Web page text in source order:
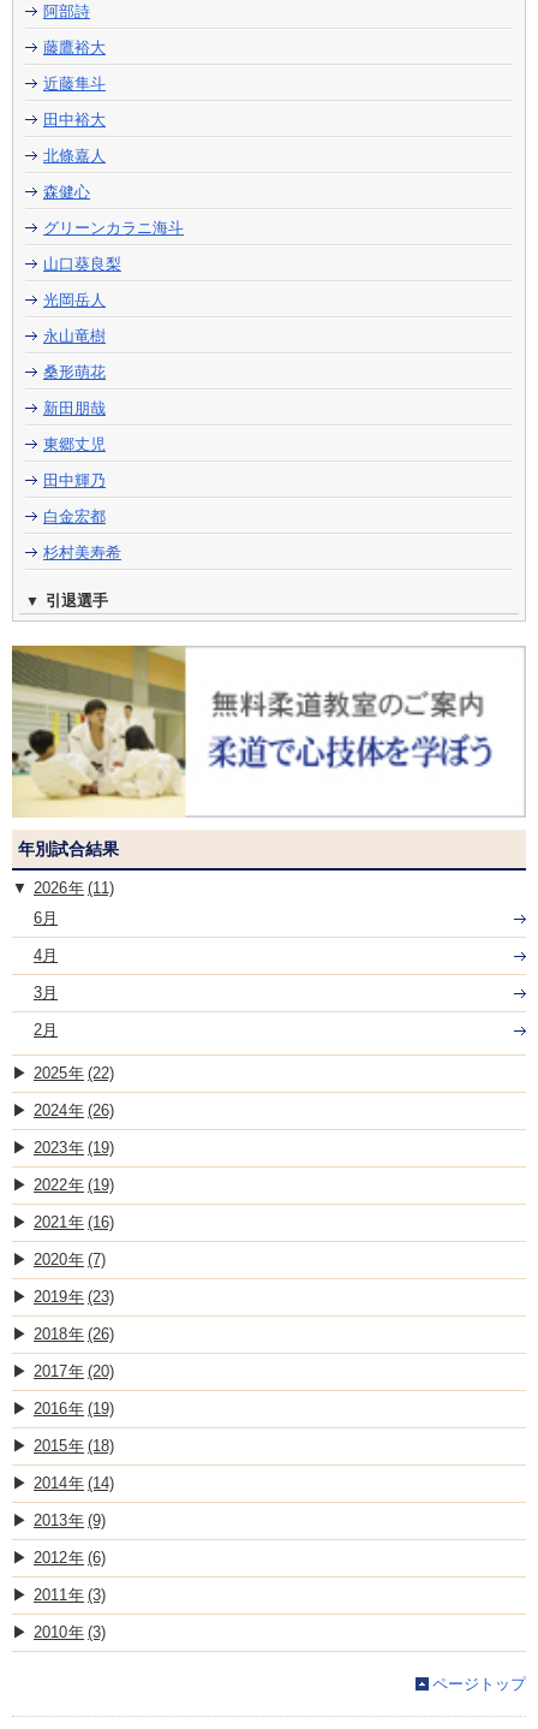
阿部詩
藤鷹裕大
近藤隼斗
田中裕大
北條嘉人
森健心
グリーンカラニ海斗
山口葵良梨
光岡岳人
永山竜樹
桑形萌花
新田朋哉
東郷丈児
田中輝乃
白金宏都
杉村美寿希
引退選手
年別試合結果
2026
(11)
6月
4月
3月
2月
2025 (22)
2024 (26)
2023 (19)
2022 (19)
2021 (16)
2020 (7)
2019 (23)
2018 (26)
2017 (20)
2016 (19)
2015 (18)
2014 (14)
2013 (9)
2012 (6)
2011 (3)
2010 (3)
ページトップ